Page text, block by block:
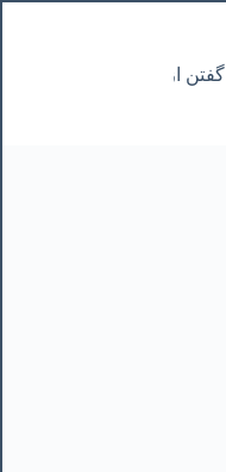
گفتن از نانوشتنی